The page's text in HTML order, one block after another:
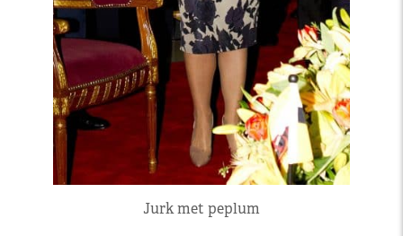
Jurk met peplum